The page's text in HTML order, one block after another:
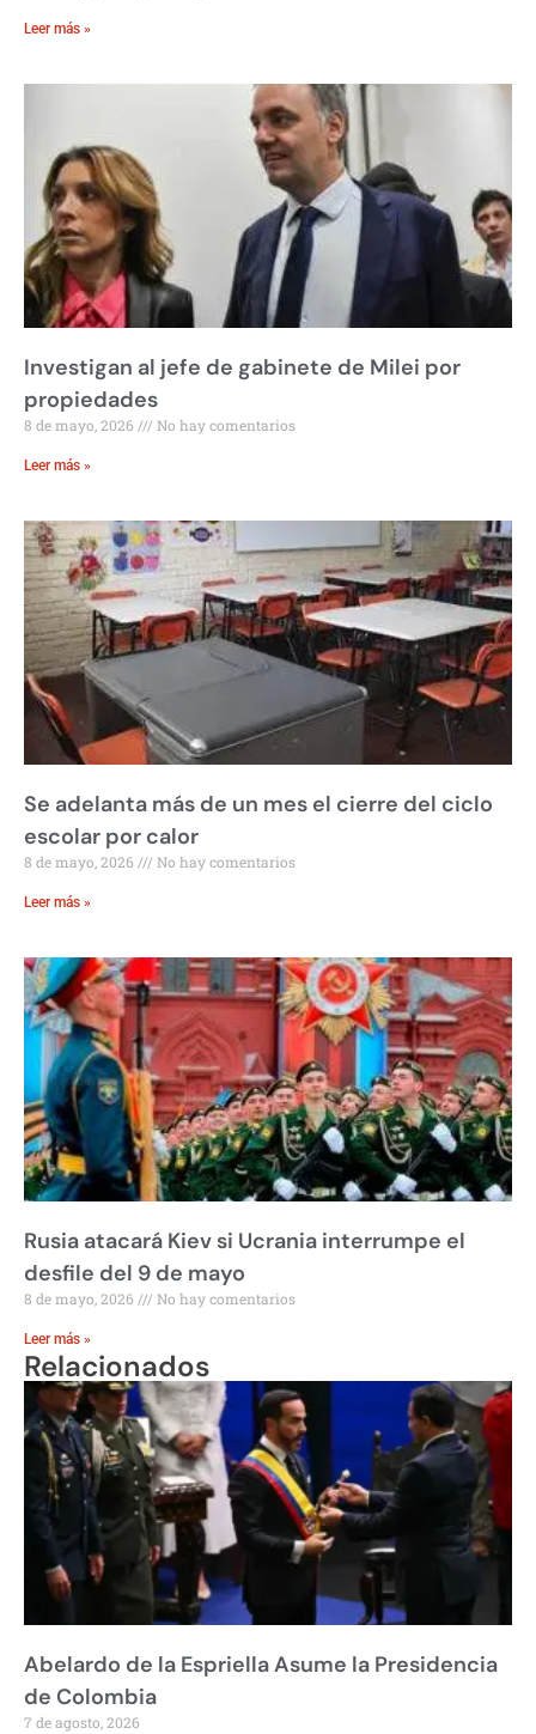
Leer más »
Investigan al jefe de gabinete de Milei por
propiedades
8 de mayo, 2026 No hay comentarios
Leer más »
Se adelanta más de un mes el cierre del ciclo
escolar por calor
8 de mayo, 2026 No hay comentarios
Leer más »
Rusia atacará Kiev si Ucrania interrumpe el
desfile del 9 de mayo
8 de mayo, 2026 No hay comentarios
Leer más »
Relacionados
Abelardo de la Espriella Asume la Presidencia
de Colombia
7 de agosto, 2026